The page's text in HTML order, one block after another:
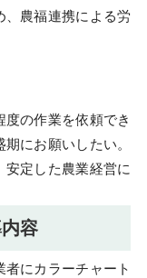
、農福連携による労
の作業を依頼でき
にお願いしたい。
定した農業経営に
容
にカラーチャート